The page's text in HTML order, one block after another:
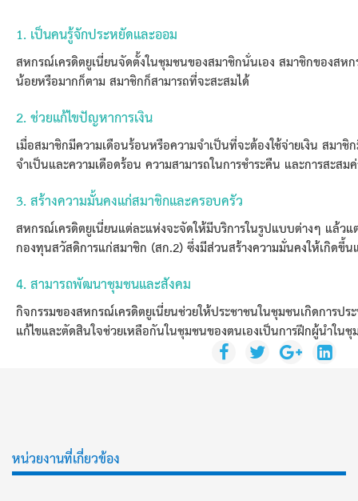
1. เป็นคนรู้จักประหยัดและออม
สหกรณ์เครดิตยูเนี่ยนจัดตั้งในชุมชนของสมาชิกนั่นเอง สมาชิกของสหก
น้อยหรือมากก็ตาม สมาชิกก็สามารถที่จะสะสมได้
2. ช่วยแก้ไขปัญหาการเงิน
เมื่อสมาชิกมีความเดือนร้อนหรือความจำเป็นที่จะต้องใช้จ่ายเงิน สม
จำเป็นและความเดือดร้อน ความสามารถในการชำระคืน และการสะสม
3. สร้างความมั้นคงแก่สมาชิกและครอบครัว
สหกรณ์เครดิตยูเนี่ยนแต่ละแห่งจะจัดให้มีบริการในรูปแบบต่างๆ แล้ว
กองทุนสวัสดิการแก่สมาชิก (สก.2) ซึ่งมีส่วนสร้างความมั่นคงให้เกิดขึ้
4. สามารถพัฒนาชุมชนและสังคม
กิจกรรมของสหกรณ์เครดิตยูเนี่ยนช่วยให้ประชาชนในชุมชนเกิดการ
แก้ไขและตัดสินใจช่วยเหลือกันในชุมชนของตนเองเป็นการฝึกผู้นำใน
หน่วยงานที่เกี่ยวข้อง